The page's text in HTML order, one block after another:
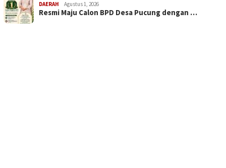
DAERAH Agustus 1, 2026
Resmi Maju Calon BPD Desa Pucung dengan …